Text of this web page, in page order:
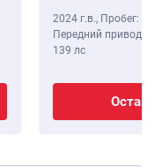
2024 г.в., Пробег: 8
Передний привод,
139 лс